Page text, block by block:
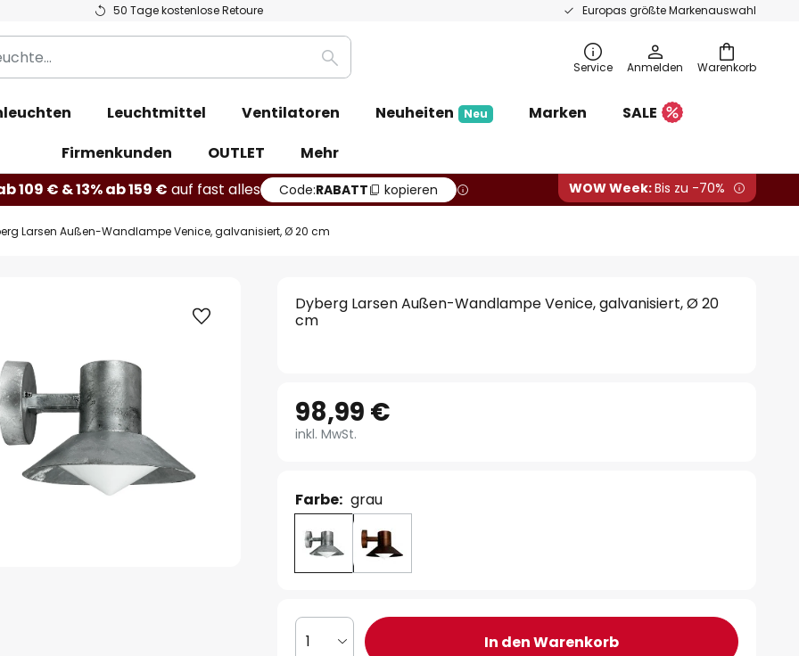
50 Tage kostenlose Retoure Europas größte Markenauswahl
Warenkorb
Suche Service Anmelden
Leuchtmittel Ventilatoren Neuheiten Neu Marken
SALE
Firmenkunden
OUTLET
Mehr
109 € & 13% ab 159 € auf fast alles Code:RABATT kopieren WOW Week:Bis zu -70%
Larsen Außen-Wandlampe Venice, galvanisiert, Ø 20 cm
Dyberg Larsen Außen-Wandlampe Venice, galvanisiert, Ø 20
cm
98,99 €
inkl. MwSt.
Farbe: grau
1 In den Warenkorb